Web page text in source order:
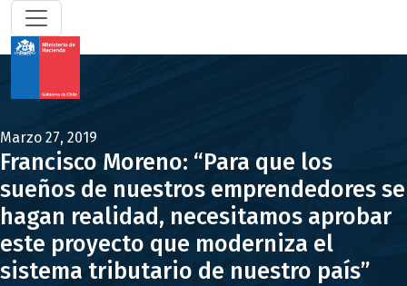
Marzo 27, 2019
Francisco Moreno: “Para que los
sueños de nuestros emprendedores se
hagan realidad, necesitamos aprobar
este proyecto que moderniza el
sistema tributario de nuestro país”